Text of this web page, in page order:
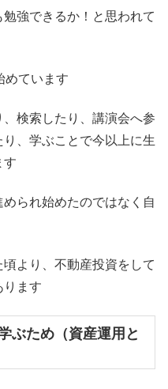
強できるか！と思われて
めています
検索したり、講演会へ参
、学ぶことで今以上に生
す
られ始めたのではなく自
より、不動産投資をして
ります
ぶため（資産運用と